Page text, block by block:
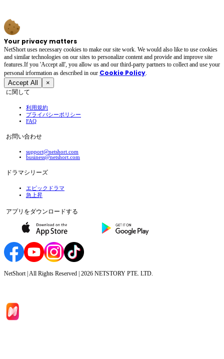
Your privacy matters
NetShort uses necessary cookies to make our site work. We would also like to use cookies
and similar technologies on our sites to personalize content and provide and improve site
features.If you 'Accept all', you allow us and our third-party partners to collect and use your
personal irformation as described in our Cookie Policy.
Accept All ×
に関して
利用規約
プライバシーポリシー
FAQ
お問い合わせ
support@netshort.com
business@netshort.com
ドラマシリーズ
エピックドラマ
急上昇
アプリをダウンロードする
NetShort | All Rights Reserved | 2026 NETSTORY PTE. LTD.